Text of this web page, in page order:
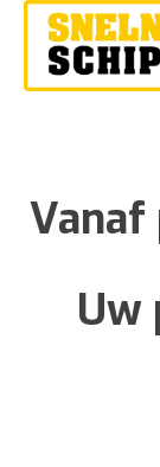
Vanaf
Uw